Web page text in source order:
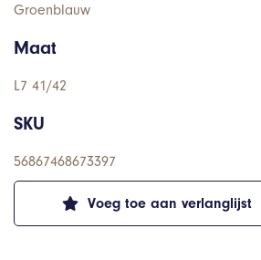
Voeg toe aan verlanglijst
Groenblauw
Maat
L7 41/42
SKU
56867468673397